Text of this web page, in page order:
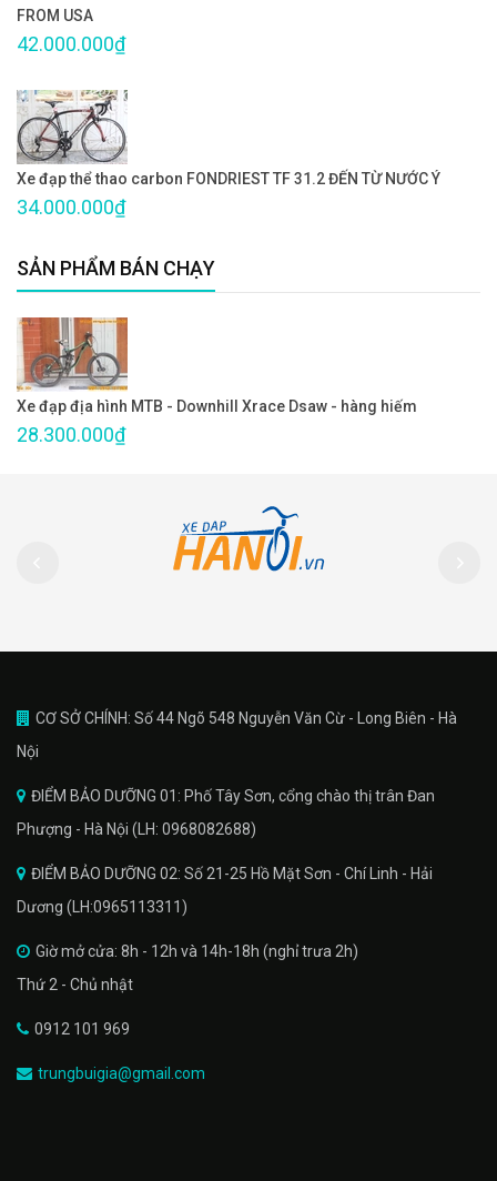
FROM USA
42.000.000₫
Xe đạp thể thao carbon FONDRIEST TF 31.2 ĐẾN TỪ NƯỚC Ý
34.000.000₫
SẢN PHẨM BÁN CHẠY
Xe đạp địa hình MTB - Downhill Xrace Dsaw - hàng hiếm
28.300.000₫
CƠ SỞ CHÍNH: Số 44 Ngõ 548 Nguyễn Văn Cừ - Long Biên - Hà
Nội
ĐIỂM BẢO DƯỠNG 01: Phố Tây Sơn, cổng chào thị trân Đan
Phượng - Hà Nội (LH: 0968082688)
ĐIỂM BẢO DƯỠNG 02: Số 21-25 Hồ Mặt Sơn - Chí Linh - Hải
Dương (LH:0965113311)
Giờ mở cửa: 8h - 12h và 14h-18h (nghỉ trưa 2h)
Thứ 2 - Chủ nhật
0912 101 969
trungbuigia@gmail.com